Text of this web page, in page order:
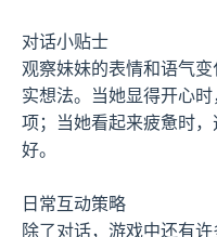
对话小贴士
观察妹妹的表情和语气
实想法。当她显得开心
项；当她看起来疲惫时
好。
日常互动策略
除了对话，游戏中还有